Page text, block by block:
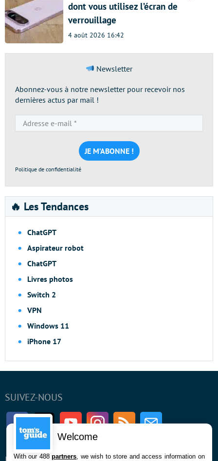
dont vous utilisez l’écran de
verrouillage
4 août 2026 16:42
Newsletter
Abonnez-vous à notre newsletter pour recevoir nos
dernières actus par mail !
e-
mail
*
Politique de confidentialité
🔥 Les Tendances
ChatGPT
Aspirateur robot
ChatGPT
Livres photos
Switch 2
VPN
Windows 11
iPhone 17
SUIVEZ-NOUS
FacebookTwitter Youtube InstagramRSS Newsletter
Welcome
With our 488partners , we wish to store and access information on